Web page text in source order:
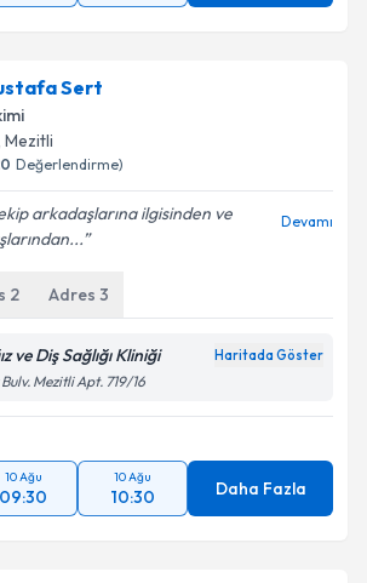
Sert
Mezitli
Değerlendirme)
arkadaşlarına ilgisinden ve
Devamı
2 Adres 3
ve Diş Sağlığı Kliniği Haritada Göster
Mezitli Apt. 719/16
10 Ağu
09:30
10 Ağu
10:30 Daha Fazla